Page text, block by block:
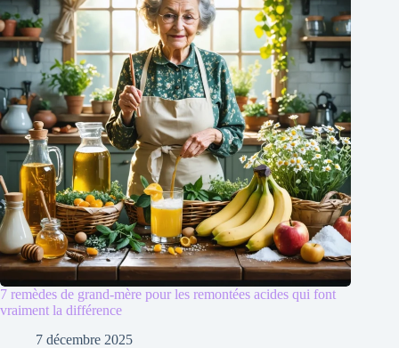
7 remèdes de grand-mère pour les remontées acides qui font
vraiment la différence
7 décembre 2025